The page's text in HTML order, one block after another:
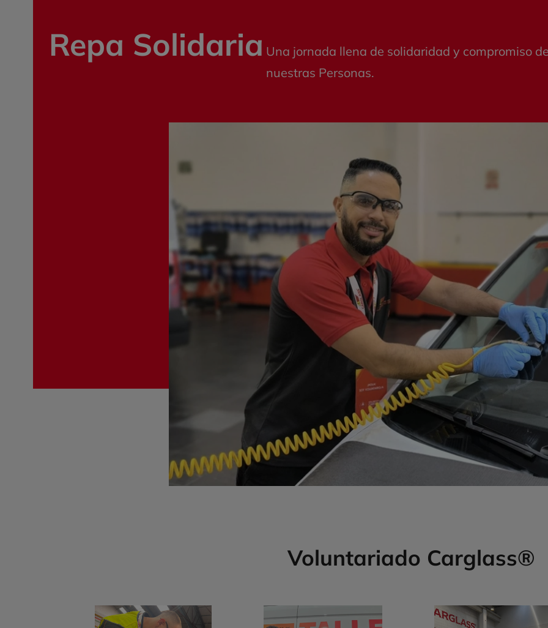
Repa Solidaria Una jornada llena de solidaridad y compromiso
nuestras Personas.
Voluntariado Carglass®